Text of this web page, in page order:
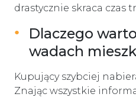
drastycznie skraca czas
Dlaczego
wadach
Kupujący szybciej
Znając wszystkie